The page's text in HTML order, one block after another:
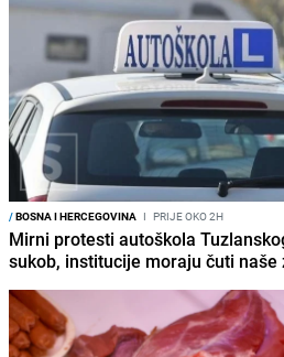
/BOSNA I HERCEGOVINA I PRIJE OKO 2H
Mirni protesti autoškola
sukob, institucije moraju čuti naše